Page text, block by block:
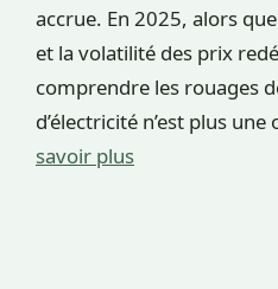
accrue. En 2025, alors
et la volatilité des prix
comprendre les rouages
d’électricité n’est plus
savoir plus